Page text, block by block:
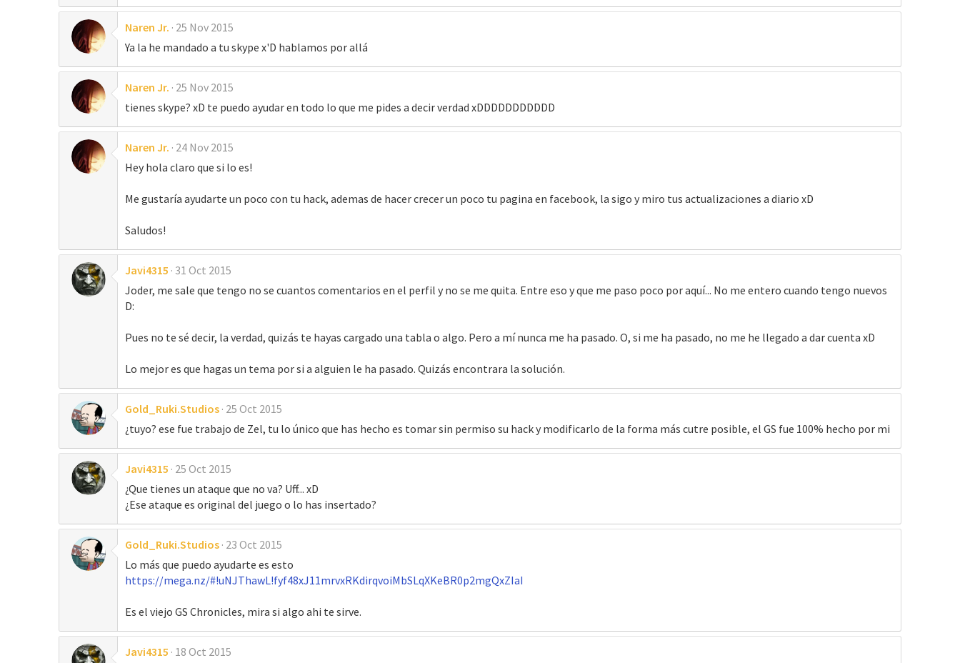
Naren Jr. 25 Nov 2015
Ya la he mandado a tu skype x'D hablamos por allá
Naren Jr. 25 Nov 2015
tienes skype? xD te puedo ayudar en todo lo que me pides a decir verdad xDDDDDDDDDDD
Naren Jr. 24 Nov 2015
Hey hola claro que si lo es!
Me gustaría ayudarte un poco con tu hack, ademas de hacer crecer un poco tu pagina en facebook, la sigo y miro tus actualizaciones a diario xD
Saludos!
Javi4315 31 Oct 2015
Joder, me sale que tengo no se cuantos comentarios en el perfil y no se me quita. Entre eso y que me paso poco por aquí... No me entero cuando tengo nuevos
D:
Pues no te sé decir, la verdad, quizás te hayas cargado una tabla o algo. Pero a mí nunca me ha pasado. O, si me ha pasado, no me he llegado a dar cuenta xD
Lo mejor es que hagas un tema por si a alguien le ha pasado. Quizás encontrara la solución.
Gold_Ruki.Studios 25 Oct 2015
¿tuyo? ese fue trabajo de Zel, tu lo único que has hecho es tomar sin permiso su hack y modificarlo de la forma más cutre posible, el GS fue 100% hecho por mi
Javi4315 25 Oct 2015
¿Que tienes un ataque que no va? Uff... xD
¿Ese ataque es original del juego o lo has insertado?
Gold_Ruki.Studios 23 Oct 2015
Lo más que puedo ayudarte es esto
https://mega.nz/#!uNJThawL!fyf48xJ11mrvxRKdirqvoiMbSLqXKeBR0p2mgQxZIaI
Es el viejo GS Chronicles, mira si algo ahi te sirve.
Javi4315 18 Oct 2015